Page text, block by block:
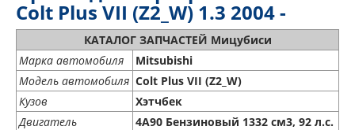
Colt Plus VII (Z2_W) 1.3 2004 -
КАТАЛОГ ЗАПЧАСТЕЙ Мицубиси
Марка автомобиля
Mitsubishi
Модель автомобиля Colt Plus VII (Z2_W)
Кузов
Хэтчбек
Двигатель
4A90 Бензиновый 1332 см3, 92 л.с.